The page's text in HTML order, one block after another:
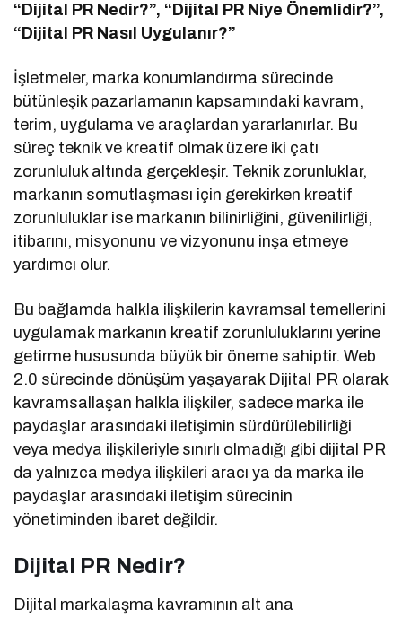
“Dijital PR Nedir?”, “Dijital PR Niye Önemlidir?”,
“Dijital PR Nasıl Uygulanır?”
İşletmeler, marka konumlandırma sürecinde
bütünleşik pazarlamanın kapsamındaki kavram,
terim, uygulama ve araçlardan yararlanırlar. Bu
süreç teknik ve kreatif olmak üzere iki çatı
zorunluluk altında gerçekleşir. Teknik zorunluklar,
markanın somutlaşması için gerekirken kreatif
zorunluluklar ise markanın bilinirliğini, güvenilirliği,
itibarını, misyonunu ve vizyonunu inşa etmeye
yardımcı olur.
Bu bağlamda halkla ilişkilerin kavramsal temellerini
uygulamak markanın kreatif zorunluluklarını yerine
getirme hususunda büyük bir öneme sahiptir. Web
2.0 sürecinde dönüşüm yaşayarak Dijital PR olarak
kavramsallaşan halkla ilişkiler, sadece marka ile
paydaşlar arasındaki iletişimin sürdürülebilirliği
veya medya ilişkileriyle sınırlı olmadığı gibi dijital PR
da yalnızca medya ilişkileri aracı ya da marka ile
paydaşlar arasındaki iletişim sürecinin
yönetiminden ibaret değildir.
Dijital PR Nedir?
Dijital markalaşma kavramının alt ana